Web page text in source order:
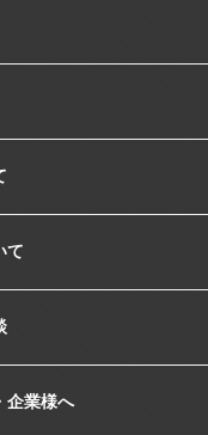
て
企業様へ